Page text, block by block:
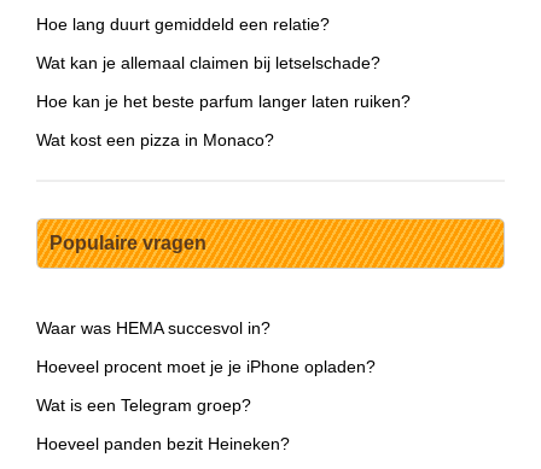
Hoe lang duurt gemiddeld een relatie?
Wat kan je allemaal claimen bij letselschade?
Hoe kan je het beste parfum langer laten ruiken?
Wat kost een pizza in Monaco?
Populaire vragen
Waar was HEMA succesvol in?
Hoeveel procent moet je je iPhone opladen?
Wat is een Telegram groep?
Hoeveel panden bezit Heineken?